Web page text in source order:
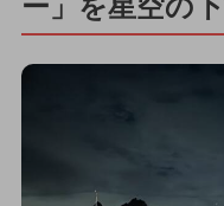
ー」を星空の